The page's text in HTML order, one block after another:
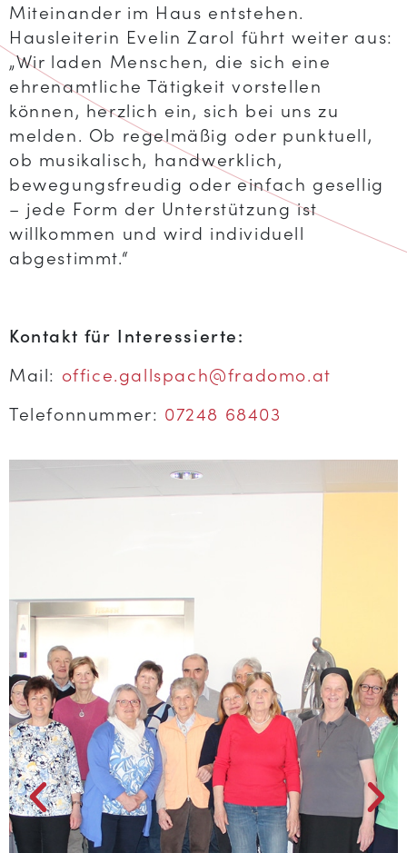
Miteinander im Haus entstehen.
Hausleiterin Evelin Zarol führt weiter aus:
„Wir laden Menschen, die sich eine
ehrenamtliche Tätigkeit vorstellen
können, herzlich ein, sich bei uns zu
melden. Ob regelmäßig oder punktuell,
ob musikalisch, handwerklich,
bewegungsfreudig oder einfach gesellig
– jede Form der Unterstützung ist
willkommen und wird individuell
abgestimmt.“
Kontakt für Interessierte:
Mail: office.gallspach@fradomo.at
Telefonnummer: 07248 68403